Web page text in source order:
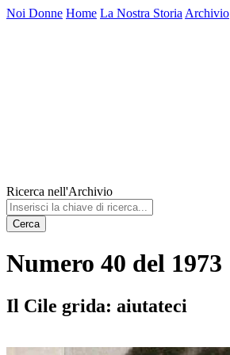
Noi Donne Home La Nostra Storia Archivio
Ricerca nell'Archivio
Cerca
Numero 40 del 1973
Il Cile grida: aiutateci